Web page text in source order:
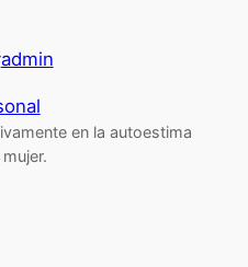
admin
en la autoestima